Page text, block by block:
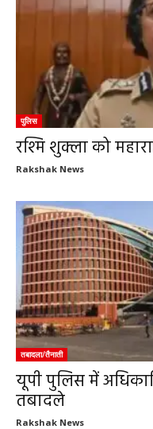
पुलिस
रश्मि शुक्ला को
Rakshak News
तबादला/तैनाती
यूपी पुलिस में
तबादले
Rakshak News